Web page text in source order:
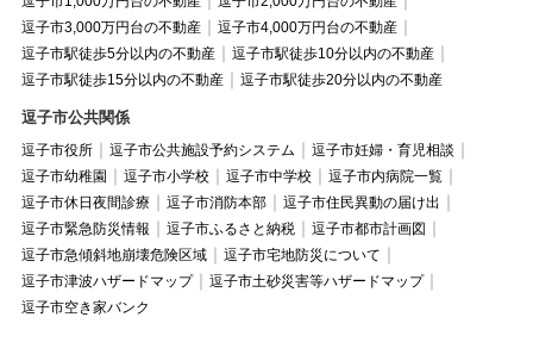
逗子市3,000万円台の不動産
逗子市4,000万円台の不動産
逗子市駅徒歩5分以内の不動産
逗子市駅徒歩10分以内の不動産
逗子市駅徒歩15分以内の不動産
逗子市駅徒歩20分以内の不動産
逗子市公共関係
逗子市役所 逗子市公共施設予約システム
逗子市妊婦・育児相談
逗子市幼稚園
逗子市小学校 逗子市中学校
逗子市内病院一覧
逗子市休日夜間診療
逗子市消防本部
逗子市住民異動の届け出
逗子市緊急防災情報
逗子市ふるさと納税
逗子市都市計画図
逗子市急傾斜地崩壊危険区域
逗子市宅地防災について
逗子市津波ハザードマップ
逗子市土砂災害等ハザードマップ
逗子市空き家バンク